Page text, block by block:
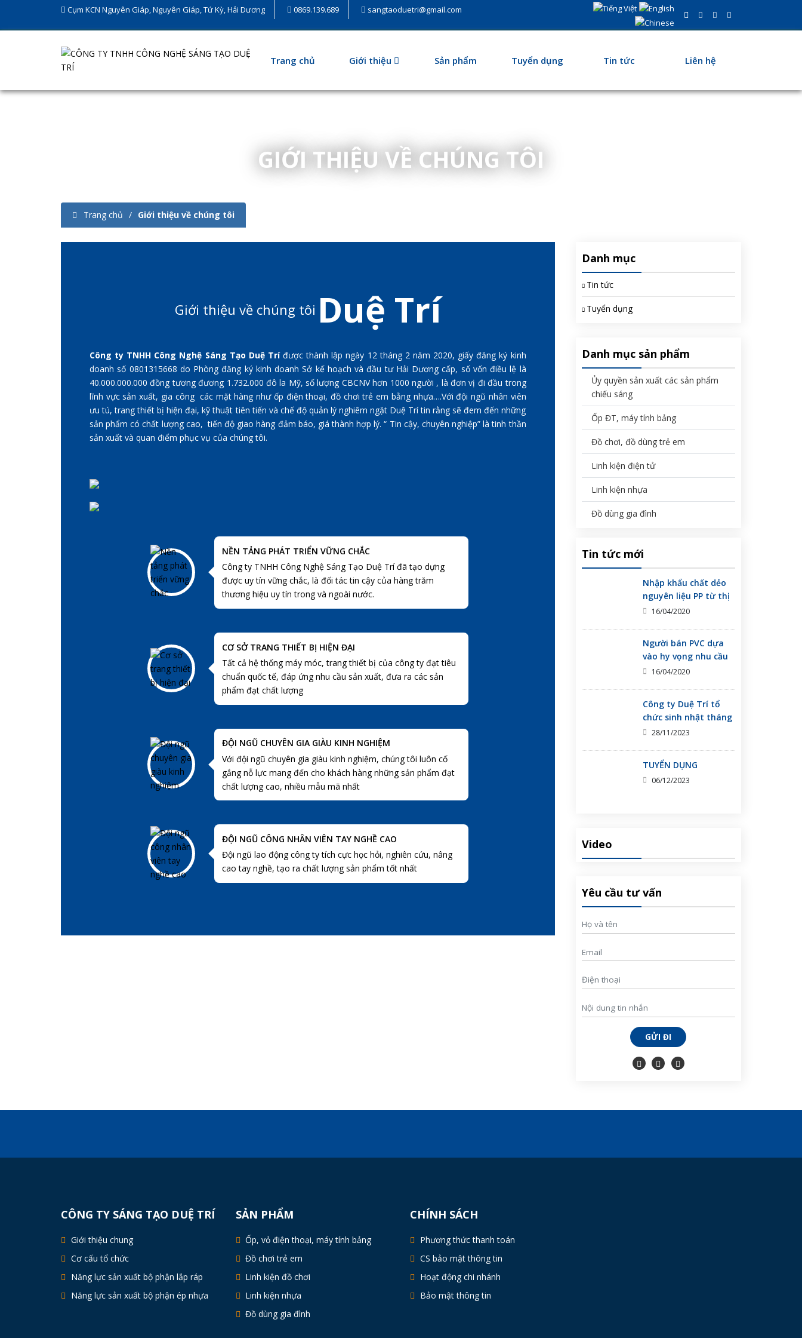
Cụm KCN Nguyên Giáp, Nguyên Giáp, Tứ Kỳ, Hải Dương 0869.139.689 sangtaoduetri@gmail.com
Trang chủ Giới thiệu Sản phẩm Tuyển dụng Tin tức Liên hệ
GIỚI THIỆU VỀ CHÚNG TÔI
Trang chủ Giới thiệu về chúng tôi
Giới thiệu về chúng tôi Duệ Trí
Công ty TNHH Công Nghệ Sáng Tạo Duệ Tríđược thành lập ngày 12 tháng 2 năm 2020, giấy đăng ký kinh
doanh số 0801315668 do Phòng đăng ký kinh doanh Sở kế hoạch và đầu tư Hải Dương cấp, số vốn điều lệ là
40.000.000.000 đồng tương đương 1.732.000 đô la Mỹ, số lượng CBCNV hơn 1000 người , là đơn vị đi đầu trong
lĩnh vực sản xuất, gia công các mặt hàng như ốp điện thoại, đồ chơi trẻ em bằng nhựa….Với đội ngũ nhân viên
ưu tú, trang thiết bị hiện đại, kỹ thuật tiên tiến và chế độ quản lý nghiêm ngặt Duệ Trí tin rằng sẽ đem đến những
sản phẩm có chất lượng cao, tiến độ giao hàng đảm báo, giá thành hợp lý. “ Tin cậy, chuyên nghiệp” là tinh thần
sản xuất và quan điểm phục vụ của chúng tôi.
NỀN TẢNG PHÁT TRIỂN VỮNG CHẮC
Công ty TNHH Công Nghệ Sáng Tạo Duệ Trí đã tạo dựng
được uy tín vững chắc, là đối tác tin cậy của hàng trăm
thương hiệu uy tín trong và ngoài nước.
CƠ SỞ TRANG THIẾT BỊ HIỆN ĐẠI
Tất cả hệ thống máy móc, trang thiết bị của công ty đạt tiêu
chuẩn quốc tế, đáp ứng nhu cầu sản xuất, đưa ra các sản
phẩm đạt chất lượng
ĐỘI NGŨ CHUYÊN GIA GIÀU KINH NGHIỆM
Với đội ngũ chuyên gia giàu kinh nghiệm, chúng tôi luôn cố
gắng nỗ lực mang đến cho khách hàng những sản phẩm đạt
chất lượng cao, nhiều mẫu mã nhất
ĐỘI NGŨ CÔNG NHÂN VIÊN TAY NGHỀ CAO
Đội ngũ lao động công ty tích cực học hỏi, nghiên cứu, nâng
cao tay nghề, tạo ra chất lượng sản phẩm tốt nhất
Danh mục
Tin tức
Tuyển dụng
Danh mục sản phẩm
Ủy quyền sản xuất các sản phẩm
chiếu sáng
Ốp ĐT, máy tính bảng
Đồ chơi, đồ dùng trẻ em
Linh kiện điện tử
Linh kiện nhựa
Đồ dùng gia đình
Tin tức mới
​Nhập khẩu chất dẻo
nguyên liệu PP từ thị
trưòng Hàn Quốc
16/04/2020
Người bán PVC dựa
vào hy vọng nhu cầu
tốt hơn ở Trung
16/04/2020
Công ty Duệ Trí tổ
chức sinh nhật tháng
11 cho công nhân viên
28/11/2023
TUYỂN DỤNG
06/12/2023
Video
Yêu cầu tư vấn
GỬI ĐI
CÔNG TY SÁNG TẠO DUỆ TRÍ
Giới thiệu chung
Cơ cấu tổ chức
Năng lực sản xuất bộ phận lắp ráp
Năng lực sản xuất bộ phận ép nhựa
SẢN PHẨM
Ốp, vỏ điện thoại, máy tính bảng
Đồ chơi trẻ em
Linh kiện đồ chơi
Linh kiện nhựa
Đồ dùng gia đình
CHÍNH SÁCH
Phương thức thanh toán
CS bảo mật thông tin
Hoạt động chi nhánh
Bảo mật thông tin